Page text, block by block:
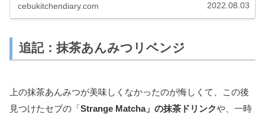
cebukitchendiary.com 2022.08.03
追記：抹茶あんみつリベンジ
上の抹茶あんみつが美味しくなかったのが悔しくて、この後
見つけたセブの「Strange Matcha」の抹茶ドリンクや、一時